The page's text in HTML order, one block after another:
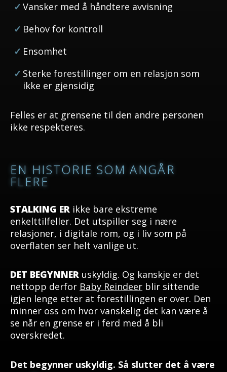
Vansker med å håndtere avvisning
Behov for kontroll
Ensomhet
Sterke forestillinger om en relasjon som
ikke er gjensidig
Felles er at grensene til den andre personen
ikke respekteres.
EN HISTORIE SOM ANGÅR
FLERE
STALKING ER ikke bare ekstreme
enkelttilfeller. Det utspiller seg i nære
relasjoner, i digitale rom, og i liv som på
overflaten ser helt vanlige ut.
DET BEGYNNER uskyldig. Og kanskje er det
nettopp derfor Baby Reindeer blir sittende
igjen lenge etter at forestillingen er over. Den
minner oss om hvor vanskelig det kan være å
se når en grense er i ferd med å bli
overskredet.
Det begynner uskyldig. Så slutter det å være